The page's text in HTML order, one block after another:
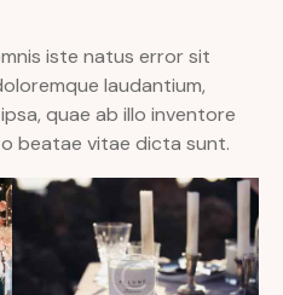
iste natus error sit
laudantium,
quae ab illo inventore
beatae vitae dicta sunt.